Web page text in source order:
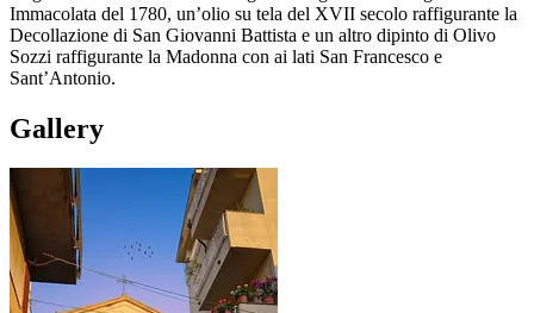
Immacolata del 1780, un’olio su tela del XVII secolo raffigurante la
Decollazione di San Giovanni Battista e un altro dipinto di Olivo
Sozzi raffigurante la Madonna con ai lati San Francesco e
Sant’Antonio.
Gallery